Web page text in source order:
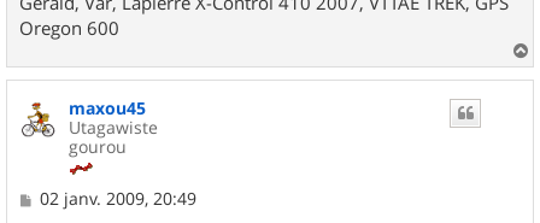
Oregon 600
a
maxou45
Utagawiste
gourou
M
02 janv. 2009, 20:49